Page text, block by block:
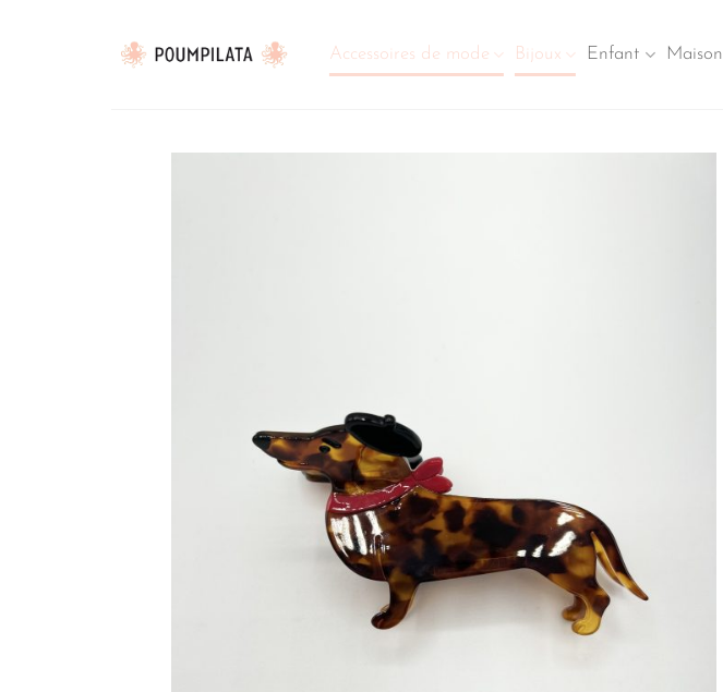
contenu
Accessoires de mode Bijoux Enfant Maison